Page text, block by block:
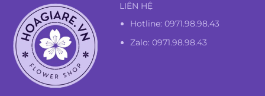
LIÊN HỆ
Hotline:0971.98.98.43
Zalo: 0971.98.98.43